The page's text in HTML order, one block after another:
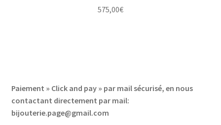
575,00€
Paiement » Click and pay » par mail sécurisé, en nous
contactant directement par mail:
bijouterie.page@gmail.com